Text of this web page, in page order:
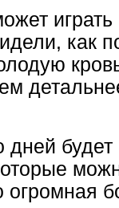
как
дней
огромная